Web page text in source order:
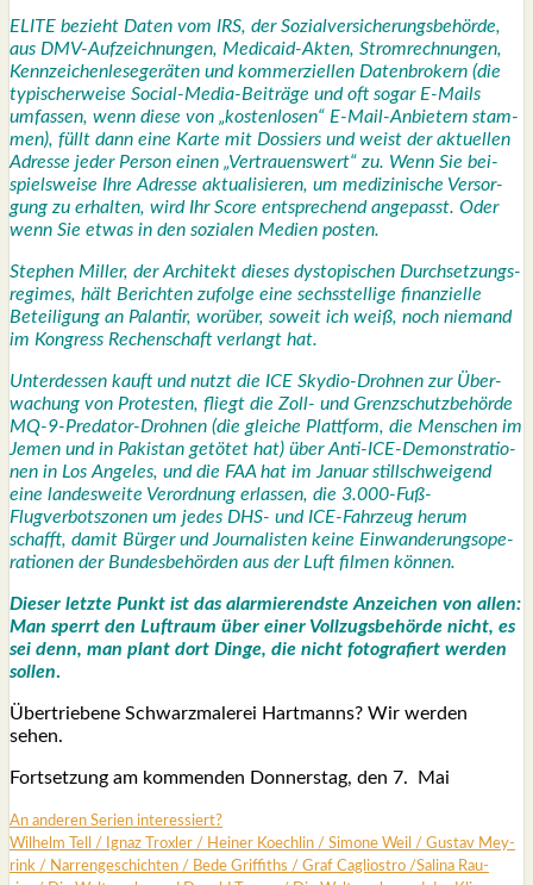
ELITE bezieht Daten vom IRS, der Sozi­al­ver­si­che­rungs­be­hör­de,
aus DMV-Auf­zeich­nun­gen, Medi­caid-Akten, Strom­rech­nun­gen,
Kenn­zei­chen­le­se­ge­rä­ten und kom­mer­zi­el­len Daten­bro­kern (die
typi­scher­wei­se Social-Media-Bei­trä­ge und oft sogar E‑Mails
umfas­sen, wenn die­se von „kos­ten­lo­sen“ E‑Mail-Anbie­tern stam­
men), füllt dann eine Kar­te mit Dos­siers und weist der aktu­el­len
Adres­se jeder Per­son einen „Ver­trau­ens­wert“ zu. Wenn Sie bei­
spiels­wei­se Ihre Adres­se aktua­li­sie­ren, um medi­zi­ni­sche Ver­sor­
gung zu erhal­ten, wird Ihr Score ent­spre­chend ange­passt. Oder
wenn Sie etwas in den sozia­len Medi­en pos­ten.
Ste­phen Mil­ler, der Archi­tekt die­ses dys­to­pi­schen Durch­set­zungs­
re­gimes, hält Berich­ten zufol­ge eine sechs­stel­li­ge finan­zi­el­le
Betei­li­gung an Palan­tir, wor­über, soweit ich weiß, noch nie­mand
im Kon­gress Rechen­schaft ver­langt hat.
Unter­des­sen kauft und nutzt die ICE Sky­dio-Droh­nen zur Über­
wa­chung von Pro­tes­ten, fliegt die Zoll- und Grenz­schutz­be­hör­de
MQ-9-Pre­da­tor-Droh­nen (die glei­che Platt­form, die Men­schen im
Jemen und in Paki­stan getö­tet hat) über Anti-ICE-Demons­tra­tio­
nen in Los Ange­les, und die FAA hat im Janu­ar still­schwei­gend
eine lan­des­wei­te Ver­ord­nung erlas­sen, die 3.000-Fuß-
Flugverbotszonen um jedes DHS- und ICE-Fahr­zeug her­um
schafft, damit Bür­ger und Jour­na­lis­ten kei­ne Ein­wan­de­rungs­ope­
ra­tio­nen der Bun­des­be­hör­den aus der Luft fil­men kön­nen.
Die­ser letz­te Punkt ist das alar­mie­rends­te Anzei­chen von allen:
Man sperrt den Luft­raum über einer Voll­zugs­be­hör­de nicht, es
sei denn, man plant dort Din­ge, die nicht foto­gra­fiert wer­den
sol­len.
Über­trie­be­ne Schwarz­ma­le­rei Hart­manns? Wir wer­den
sehen.
Fort­set­zung am kom­men­den Don­ners­tag, den 7. Mai
An ande­ren Seri­en inter­es­siert?
Wil­helm Tell
/ Ignaz Trox­ler / Hei­ner Koech­lin / Simo­ne Weil / Gus­tav Mey­
rink / Nar­ren­ge­schich­ten / Bede Grif­fiths / Graf Cagli­os­tro /Sali­na Rau­